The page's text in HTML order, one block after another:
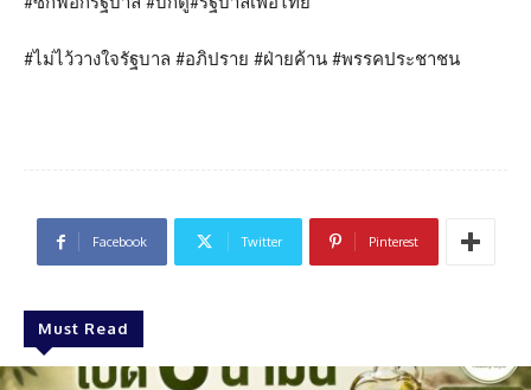
#ไม่ไว้วางใจรัฐบาล #อภิปราย #ฝ่ายค้าน #พรรคประชาชน
Facebook Twitter Pinterest
Must Read